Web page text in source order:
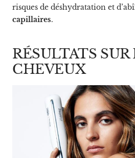
risques de déshydratation et
capillaires.
RÉSULTATS SUR
CHEVEUX